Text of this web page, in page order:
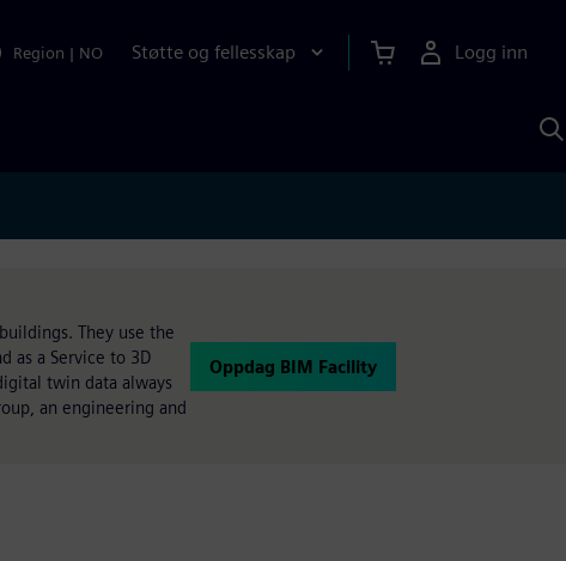
Region | NO Støtte og fellesskap Logg inn
They use the
as a Service to 3D
twin data always
an engineering and
Oppdag BIM Facility